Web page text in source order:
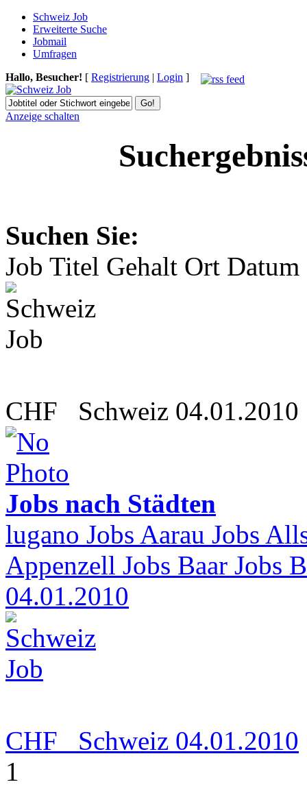
Schweiz Job
Erweiterte Suche
Jobmail
Umfragen
Hallo, Besucher! [ Registrierung | Login ]
Anzeige schalten
Suchen Sie:
Job Titel Gehalt Ort Datum
CHF Schweiz 04.01.2010
Jobs nach Städten
lugano Jobs Aarau Jobs
Appenzell Jobs Baar Jobs
04.01.2010
CHF Schweiz 04.01.2010
1